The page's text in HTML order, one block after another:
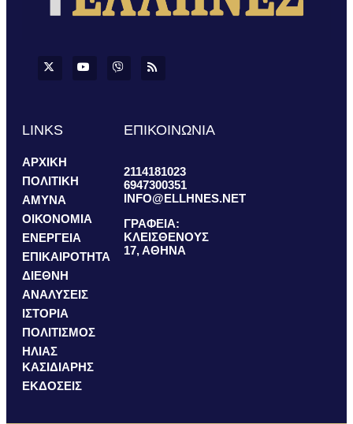
LINKS
ΑΡΧΙΚΗ
ΠΟΛΙΤΙΚΗ
ΑΜΥΝΑ
ΟΙΚΟΝΟΜΙΑ
ΕΝΕΡΓΕΙΑ
ΕΠΙΚΑΙΡΟΤΗΤΑ
ΔΙΕΘΝΗ
ΑΝΑΛΥΣΕΙΣ
ΙΣΤΟΡΙΑ
ΠΟΛΙΤΙΣΜΟΣ
ΗΛΙΑΣ
ΚΑΣΙΔΙΑΡΗΣ
ΕΚΔΟΣΕΙΣ
ΕΠΙΚΟΙΝΩΝΙΑ
2114181023
6947300351
INFO@ELLHNES.NET
ΓΡΑΦΕΙΑ:
ΚΛΕΙΣΘΕΝΟΥΣ
17, ΑΘΗΝΑ